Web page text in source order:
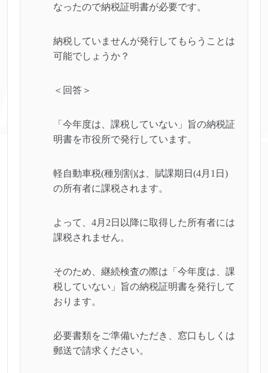
なったので納税証明書が必要です。
納税していませんが発行してもらうことは
可能でしょうか？
＜回答＞
「今年度は、課税していない」旨の納税証
明書を市役所で発行しています。
軽自動車税(種別割)は、賦課期日(4月1日)
の所有者に課税されます。
よって、4月2日以降に取得した所有者には
課税されません。
そのため、継続検査の際は「今年度は、課
税していない」旨の納税証明書を発行して
おります。
必要書類をご準備いただき、窓口もしくは
郵送で請求ください。